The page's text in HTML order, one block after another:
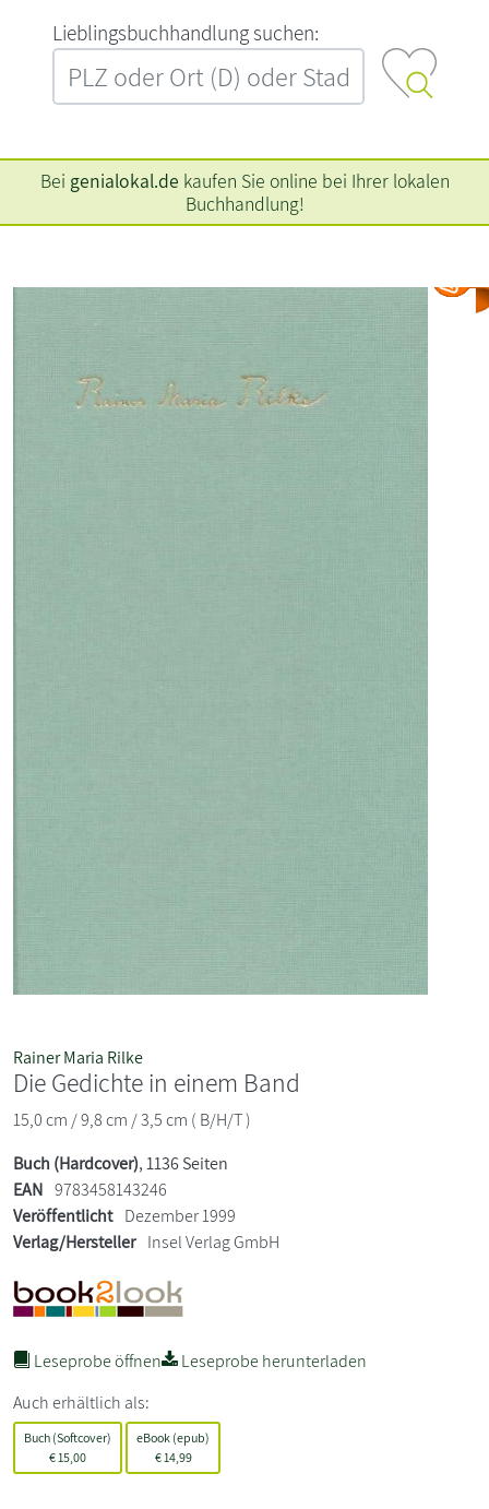
L‍i‍e‍b‍l‍i‍n‍g‍s‍b‍u‍c‍h‍h‍a‍n‍d‍l‍u‍n‍g‍ ‍s‍u‍c‍h‍e‍n‍:‍
Bei genialokal.de kaufen Sie online bei Ihrer lokalen
Buchhandlung!
Rainer Maria Rilke
Die Gedichte in einem Band
15,0 cm / 9,8 cm / 3,5 cm ( B/H/T )
Buch (Hardcover), 1136 Seiten
EAN 9783458143246
Veröffentlicht Dezember 1999
Verlag/Hersteller Insel Verlag GmbH
Leseprobe öffnen
Leseprobe herunterladen
Auch erhältlich als:
Buch (Softcover)
€ 15,00
eBook (epub)
€14,99